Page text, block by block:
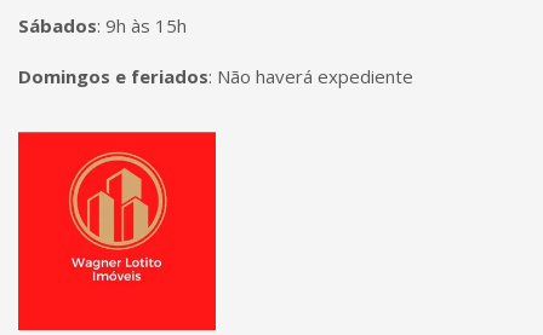
Sábados: 9h às 15h
Domingos e feriados: Não haverá expediente
Página inicial